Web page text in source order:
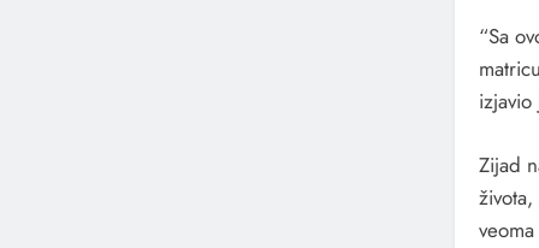
“Sa
Zijad